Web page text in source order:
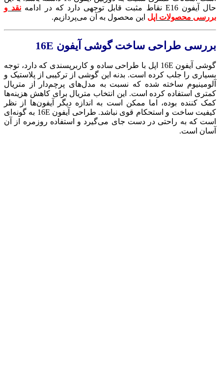
حال آیفون E16 نقاط مثبت قابل توجهی دارد که در ادامه
نقد و
بررسی محصولات اپل این محصول به آن می‌پردازیم.
بررسی طراحی ساخت گوشی آیفون 16E
گوشی آیفون 16E اپل با طراحی ساده و کاربرپسندی که دارد، توجه
بسیاری را جلب کرده است. بدنه این گوشی از ترکیبی از پلاستیک و
آلومینیوم ساخته شده که نسبت به مدل‌های پرچم‌دار از متریال
کمتری استفاده کرده است. این انتخاب متریال برای کاهش هزینه‌ها
کمک کننده بوده، اما ممکن است به اندازه دیگر آیفون‌ها از نظر
کیفیت ساخت و استحکام قوی نباشد. طراحی آیفون 16E به گونه‌ای
است که به راحتی در دست جای می‌گیرد و استفاده روزمره از آن
آسان است.